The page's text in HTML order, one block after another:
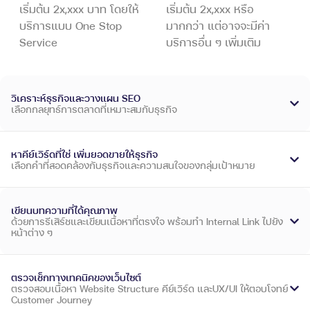
เริ่มต้น 2x,xxx บาท โดยให้
บริการแบบ One Stop
Service
เริ่มต้น 2x,xxx หรือ
มากกว่า แต่อาจจะมีค่า
บริการอื่น ๆ เพิ่มเติม
วิเคราะห์ธุรกิจและวางแผน SEO
เลือกกลยุทธ์การตลาดที่เหมาะสมกับธุรกิจ
หาคีย์เวิร์ดที่ใช่ เพิ่มยอดขายให้ธุรกิจ
เลือกคำที่สอดคล้องกับธุรกิจและความสนใจของกลุ่มเป้าหมาย
เขียนบทความที่ได้คุณภาพ
ด้วยการรีเสิร์ชและเขียนเนื้อหาที่ตรงใจ พร้อมทำ Internal Link ไปยัง
หน้าต่าง ๆ
ตรวจเช็กทางเทคนิคของเว็บไซต์
ตรวจสอบเนื้อหา Website Structure คีย์เวิร์ด และUX/UI ให้ตอบโจทย์
Customer Journey